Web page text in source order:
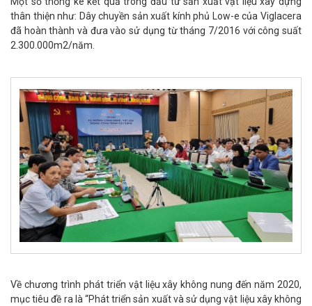
thân thiện như: Dây chuyền sản xuất kính phủ Low-e của Viglacera
đã hoàn thành và đưa vào sử dụng từ tháng 7/2016 với công suất
2.300.000m2/năm.
Về chương trình phát triển vật liệu xây không nung đến năm 2020,
mục tiêu đề ra là “Phát triển sản xuất và sử dụng vật liệu xây không